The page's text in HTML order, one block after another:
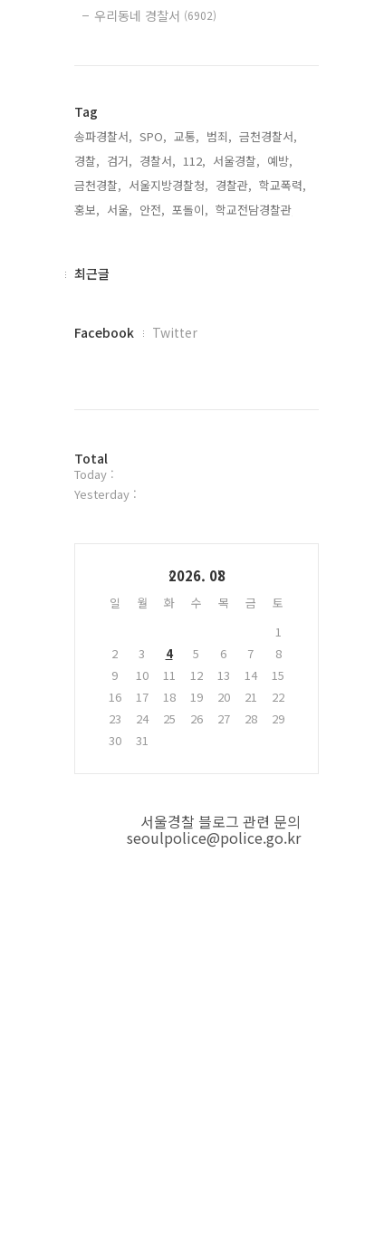
우리동네 경찰서 (6902)
Tag
송파경찰서, SPO, 교통, 범죄, 금천경찰서,
경찰, 검거, 경찰서, 112, 서울경찰, 예방,
금천경찰, 서울지방경찰청, 경찰관, 학교폭력,
홍보, 서울, 안전, 포돌이, 학교전담경찰관,
최
최근글
페
플
러
그
Facebook Twitter
방
문
자
Total
Today :
Yesterday :
2026. 08
일 월 화 수 목 금
토
1
2
3 4 5 6 7
8
9
10 11 12 13 14
15
16
17 18 19 20 21
22
23
24 25 26 27 28
29
30
31
서울경찰 블로그 관련 문의
seoulpolice@police.go.kr